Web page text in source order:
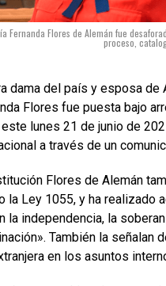
Fernanda Flores de Alemán fue
proceso,
dama del país y esposa de
Flores fue puesta bajo
lunes 21 de junio de
a través de un
Flores de Alemán
la Ley 1055, y ha realizado
la independencia, la
También la señalan
en los asuntos